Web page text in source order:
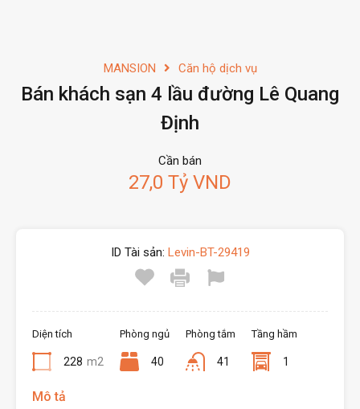
MANSION Căn hộ dịch vụ
Bán khách sạn 4 lầu đường Lê Quang
Định
Cần bán
27,0 Tỷ VND
ID Tài sản: Levin-BT-29419
Diện tích
228 m2
Phòng ngủ
40
Phòng tắm
41
Tầng hầm
1
Mô tả